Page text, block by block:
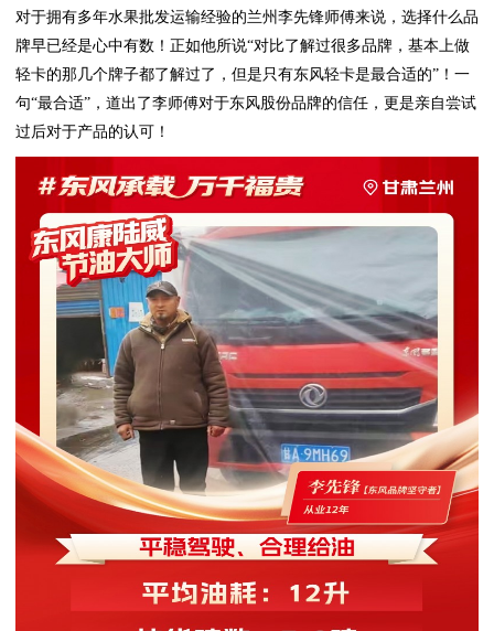
对于拥有多年水果批发运输经验的兰州李先锋师傅来说，选择什么品
牌早已经是心中有数！正如他所说“对比了解过很多品牌，基本上做
轻卡的那几个牌子都了解过了，但是只有东风轻卡是最合适的”！一
句“最合适”，道出了李师傅对于东风股份品牌的信任，更是亲自尝试
过后对于产品的认可！